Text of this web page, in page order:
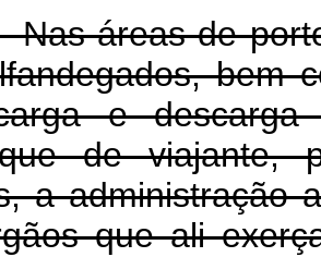
Nas áreas de
bem
e
de
a administração
que ali